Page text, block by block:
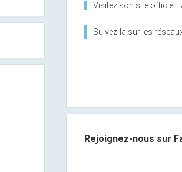
Visitez son site officiel
Suivez-la sur les
Rejoignez-nous sur